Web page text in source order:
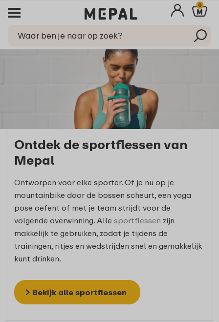
0
Ontdek de sportflessen van
Mepal
Ontworpen voor elke sporter. Of je nu op je
mountainbike door de bossen scheurt, een yoga
pose oefent of met je team strijdt voor de
volgende overwinning. Allesportflessen zijn
makkelijk te gebruiken, zodat je tijdens de
trainingen, ritjes en wedstrijden snel en gemakkelijk
kunt drinken.
Bekijk alle sportflessen